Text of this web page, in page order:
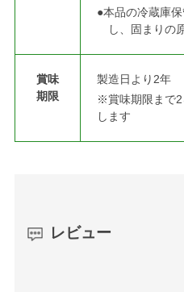
●本品の冷蔵庫
し、固まりの
賞味
期限
製造日より2年
※賞味期限まで2
します
レビュー